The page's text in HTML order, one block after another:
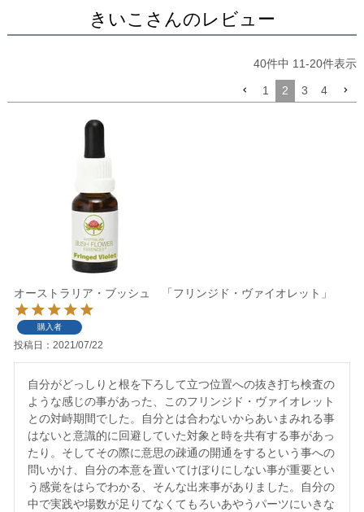
きいこさんのレビュー
40件中 11-20件表示
1 2 3 4
オーストラリア・ブッシュ 「フリンジド・ヴァイオレット」
購入者
投稿日 2021/07/22
自分がどっしりと根を下ろして立つ位置への抜き打ち検査の
ような感じの事があった、このフリンジド・ヴァイオレット
との対峙期間でした。自分とは合わないからあいまみれる事
はないと意識的に回避していた対象と時を共有する事があっ
たり。そしてその際に意思の疎通の開通をするという事への
問いかけ、自分の本意を置いてけぼりにしない事が重要とい
う感覚をはらでわかる、そんな出来事がありました。自分の
中で実践や場数が足りてなくてもろいあやうパーツにいきな